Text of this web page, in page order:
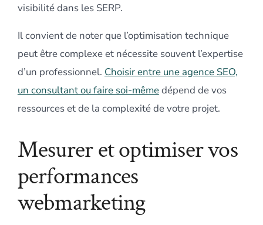
visibilité dans les SERP.
Il convient de noter que l’optimisation technique
peut être complexe et nécessite souvent l’expertise
d’un professionnel. Choisir entre une agence SEO,
un consultant ou faire soi-mêmedépend de vos
ressources et de la complexité de votre projet.
Mesurer et optimiser vos
performances
webmarketing